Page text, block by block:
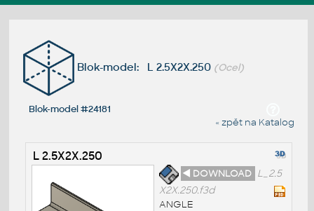
Blok-model: L 2.5X2X.250 (Ocel)
Blok-model #24181
« zpět na Katalog
L 2.5X2X.250
◄ DOWNLOAD L_2.5
X2X.250.f3d
ANGLE